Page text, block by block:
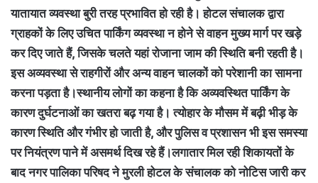
यातायात व्यवस्था बुरी तरह प्रभावित हो रही है। होटल संचालक द्वारा
ग्राहकों के लिए उचित पार्किंग व्यवस्था न होने से वाहन मुख्य मार्ग पर खड़े
कर दिए जाते हैं, जिसके चलते यहां रोजाना जाम की स्थिति बनी रहती है।
इस अव्यवस्था से राहगीरों और अन्य वाहन चालकों को परेशानी का सामना
करना पड़ता है।स्थानीय लोगों का कहना है कि अव्यवस्थित पार्किंग के
कारण दुर्घटनाओं का खतरा बढ़ गया है। त्योहार के मौसम में बढ़ी भीड़ के
कारण स्थिति और गंभीर हो जाती है, और पुलिस व प्रशासन भी इस समस्या
पर नियंत्रण पाने में असमर्थ दिख रहे हैं।लगातार मिल रही शिकायतों के
बाद नगर पालिका परिषद ने मुरली होटल के संचालक को नोटिस जारी कर